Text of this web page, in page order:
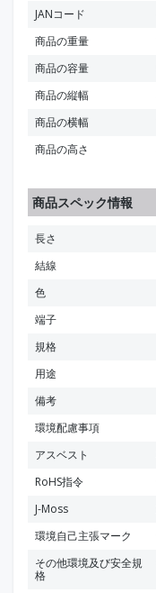
JANコード
商品の重量
商品の容量
商品の縦幅
商品の横幅
商品の高さ
商品スペック情報
長さ
結線
色
端子
規格
用途
備考
環境配慮事項
アスベスト
RoHS指令
J-Moss
環境自己主張マーク
その他環境及び安全規
格